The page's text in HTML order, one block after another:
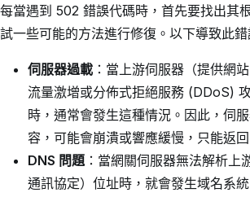
每當遇到 502 錯誤代碼時，首先要找出其
試一些可能的方法進行修復。以下導致此錯
伺服器過載：當上游伺服器（提供網
流量激增或分佈式拒絕服務 (DDoS)
時，通常會發生這種情況。因此，伺
容，可能會崩潰或響應緩慢，只能返
DNS 問題：當網關伺服器無法解析上
通訊協定）位址時，就會發生域名系